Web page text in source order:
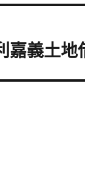
嘉義土地